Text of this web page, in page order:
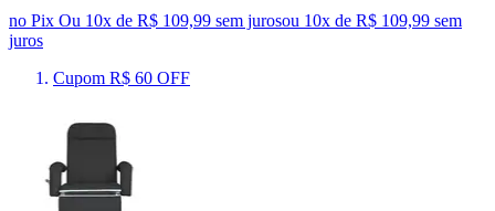
no Pix Ou 10x de R$ 109,99 sem jurosou 10x de R$ 109,99 sem
juros
Cupom R$ 60 OFF